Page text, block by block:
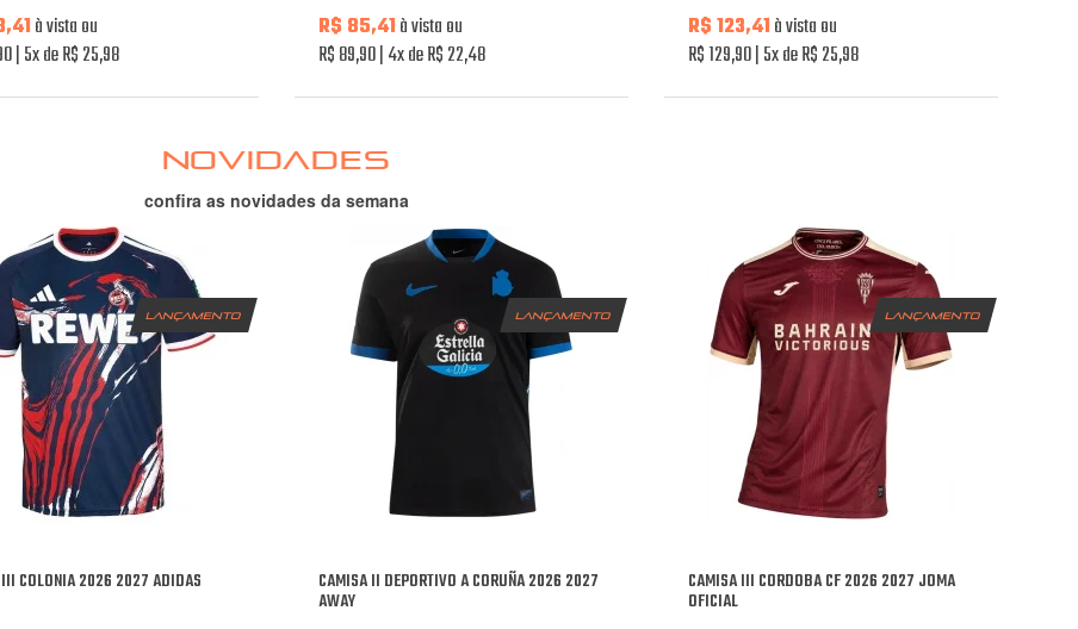
à vista ou
5x de R$ 25,98
R$ 85,41à vista ou
R$ 89,90 4x de R$ 22,48
R$ 123,41à vista ou
R$ 129,90 5x de R$ 25,98
NOVIDADES
confira as novidades da semana
COLONIA 2026 2027 ADIDAS
lançamento
CAMISA II DEPORTIVO A CORUÑA 2026 2027
AWAY
lançamento
CAMISA III CORDOBA CF 2026 2027 JOMA
OFICIAL
lançamento